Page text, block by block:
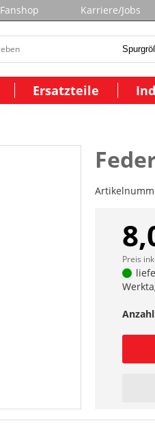
Fanshop Karriere/Jobs
Ersatzteile
Preis